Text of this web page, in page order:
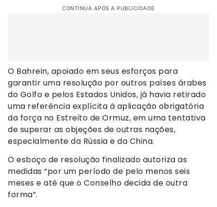
CONTINUA APÓS A PUBLICIDADE
O Bahrein, apoiado em seus esforços para
garantir uma resolução por outros países árabes
do Golfo e pelos Estados Unidos, já havia retirado
uma referência explícita à aplicação obrigatória
da força no Estreito de Ormuz, em uma tentativa
de superar as objeções de outras nações,
especialmente da Rússia e da China.
O esboço de resolução finalizado autoriza as
medidas “por um período de pelo menos seis
meses e até que o Conselho decida de outra
forma”.